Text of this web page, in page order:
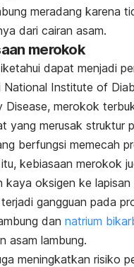
meradang karena
dari cairan asam.
merokok
dapat menjadi
National Institute of
Disease, merokok
yang merusak struktur
berfungsi memecah
kebiasaan merokok
kaya oksigen ke lapisan
gangguan pada
dan natrium
asam lambung.
meningkatkan risiko